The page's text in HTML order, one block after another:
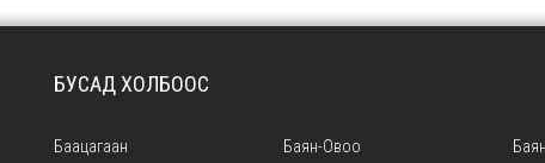
БУСАД ХОЛБООС
Баацагаан Баян-Овоо